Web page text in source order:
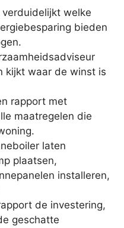
welke
bieden
kijkt waar de winst is
rapport met
maatregelen die
laten
plaatsen,
installeren,
de investering,
geschatte